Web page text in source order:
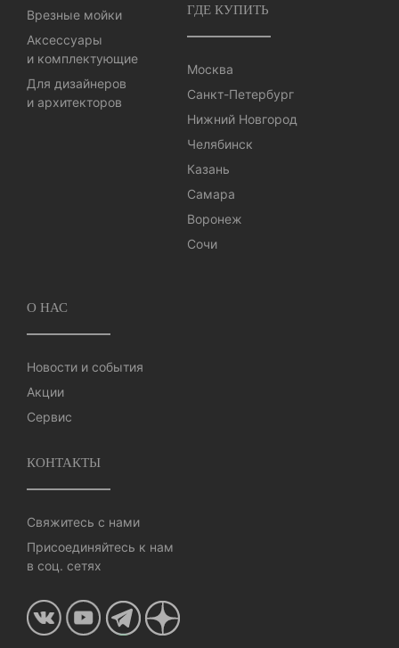
Врезные мойки
Аксессуары
и комплектующие
Для дизайнеров
и архитекторов
ГДЕ КУПИТЬ
Москва
Санкт-Петербург
Нижний Новгород
Челябинск
Казань
Самара
Воронеж
Сочи
О НАС
Новости и события
Акции
Сервис
КОНТАКТЫ
Свяжитесь с нами
Присоединяйтесь к нам
в соц. сетях